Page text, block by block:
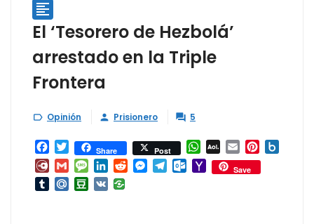

El ‘Tesorero de Hezbolá’
arrestado en la Triple
Frontera
 Opinión  Prisionero  5
Facebook
TwitterShare Post WhatsApp
AOL
Mail
Email Pinterest
Diary.Ru
GmailMessage
LinkedIn
RedditMessenger
Telegram
Outlook.com
Yahoo
Mail
Save
TumblrMail.RuDouban
VK